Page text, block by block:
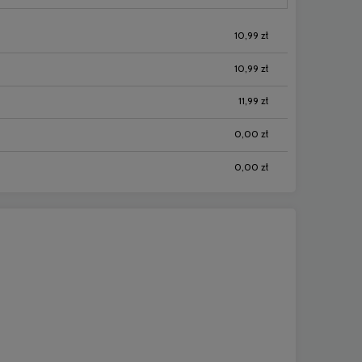
10,99 zł
10,99 zł
11,99 zł
0,00 zł
0,00 zł